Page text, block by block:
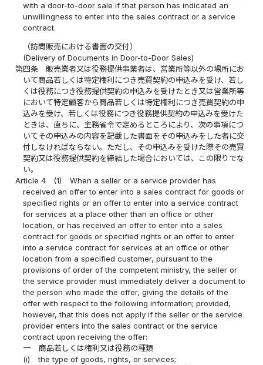
with a door-to-door sale if that person has indicated an
unwillingness to enter into the sales contract or a service
contract.
（訪問販売における書面の交付）
(Delivery of Documents in Door-to-Door Sales)
第四条
販売業者又は役務提供事業者は、営業所等以外の場所にお
いて商品若しくは特定権利につき売買契約の申込みを受け、若し
くは役務につき役務提供契約の申込みを受けたとき又は営業所等
において特定顧客から商品若しくは特定権利につき売買契約の申
込みを受け、若しくは役務につき役務提供契約の申込みを受けた
ときは、直ちに、主務省令で定めるところにより、次の事項につ
いてその申込みの内容を記載した書面をその申込みをした者に交
付しなければならない。ただし、その申込みを受けた際その売買
契約又は役務提供契約を締結した場合においては、この限りでな
い。
Article 4
(1)
When a seller or a service provider has
received an offer to enter into a sales contract for goods or
specified rights or an offer to enter into a service contract
for services at a place other than an office or other
location, or has received an offer to enter into a sales
contract for goods or specified rights or an offer to enter
into a service contract for services at an office or other
location from a specified customer, pursuant to the
provisions of order of the competent ministry, the seller or
the service provider must immediately deliver a document to
the person who made the offer, giving the details of the
offer with respect to the following information; provided,
however, that this does not apply if the seller or the service
provider enters into the sales contract or the service
contract upon receiving the offer:
一
商品若しくは権利又は役務の種類
(i)
the type of goods, rights, or services;